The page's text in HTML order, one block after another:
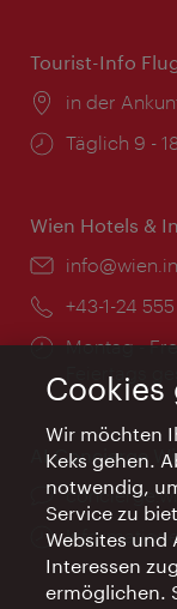
Tourist-Info
Ort:
in der
Täglich 9 -
Wien Hotels &
Email:
Telefon:
+43-1-24 555
Montag -
Feiertags
AI Concierge
Ort:
Cookies
Wir möchten
Keks gehen.
notwendig,
Service zu
Websites und
Interessen
ermöglichen.